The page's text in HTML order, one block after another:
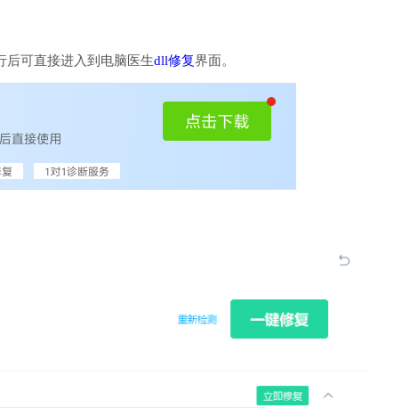
后可直接进入到电脑医生dll修复界面。